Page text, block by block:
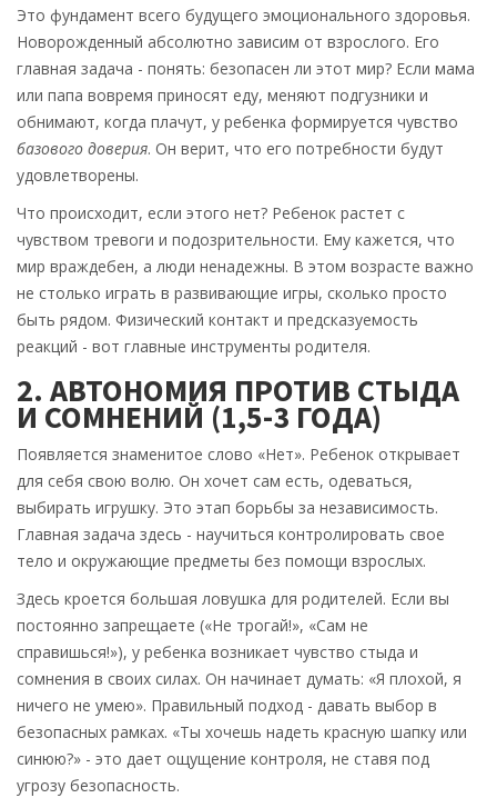
Это фундамент всего будущего эмоционального здоровья.
Новорожденный абсолютно зависим от взрослого. Его
главная задача - понять: безопасен ли этот мир? Если мама
или папа вовремя приносят еду, меняют подгузники и
обнимают, когда плачут, у ребенка формируется чувство
базового доверия. Он верит, что его потребности будут
удовлетворены.
Что происходит, если этого нет? Ребенок растет с
чувством тревоги и подозрительности. Ему кажется, что
мир враждебен, а люди ненадежны. В этом возрасте важно
не столько играть в развивающие игры, сколько просто
быть рядом. Физический контакт и предсказуемость
реакций - вот главные инструменты родителя.
2. АВТОНОМИЯ ПРОТИВ СТЫДА
И СОМНЕНИЙ (1,5-3 ГОДА)
Появляется знаменитое слово «Нет». Ребенок открывает
для себя свою волю. Он хочет сам есть, одеваться,
выбирать игрушку. Это этап борьбы за независимость.
Главная задача здесь - научиться контролировать свое
тело и окружающие предметы без помощи взрослых.
Здесь кроется большая ловушка для родителей. Если вы
постоянно запрещаете («Не трогай!», «Сам не
справишься!»), у ребенка возникает чувство стыда и
сомнения в своих силах. Он начинает думать: «Я плохой, я
ничего не умею». Правильный подход - давать выбор в
безопасных рамках. «Ты хочешь надеть красную шапку или
синюю?» - это дает ощущение контроля, не ставя под
угрозу безопасность.